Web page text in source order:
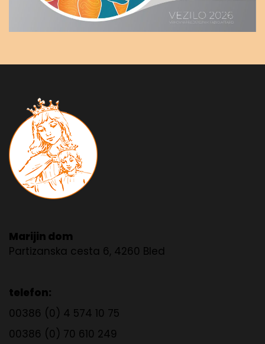
Marijin dom
Partizanska cesta 6, 4260 Bled
telefon:
00386 (0) 4 574 10 75
00386 (0) 70 610 249